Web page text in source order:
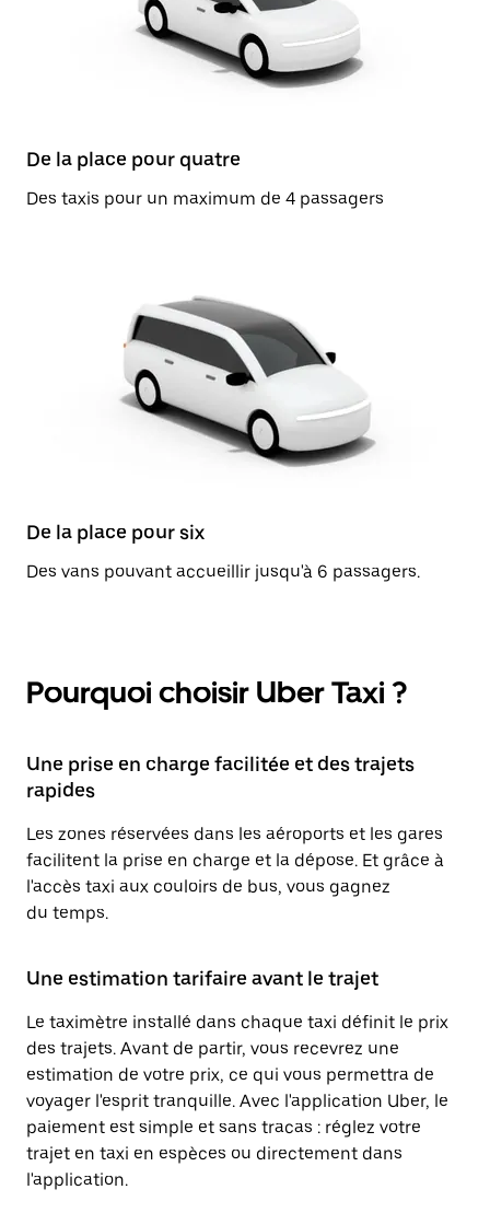
De la place pour quatre
Des taxis pour un maximum de 4 passagers
De la place pour six
Des vans pouvant accueillir jusqu'à 6 passagers.
Pourquoi choisir Uber Taxi ?
Une prise en charge facilitée et des trajets
rapides
Les zones réservées dans les aéroports et les gares
facilitent la prise en charge et la dépose. Et grâce à
l'accès taxi aux couloirs de bus, vous gagnez
du temps.
Une estimation tarifaire avant le trajet
Le taximètre installé dans chaque taxi définit le prix
des trajets. Avant de partir, vous recevrez une
estimation de votre prix, ce qui vous permettra de
voyager l'esprit tranquille. Avec l'application Uber, le
paiement est simple et sans tracas : réglez votre
trajet en taxi en espèces ou directement dans
l'application.